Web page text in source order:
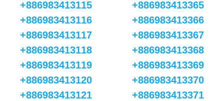
+886983413115
+886983413116
+886983413117
+886983413118
+886983413119
+886983413120
+886983413121
+886983413365
+886983413366
+886983413367
+886983413368
+886983413369
+886983413370
+886983413371